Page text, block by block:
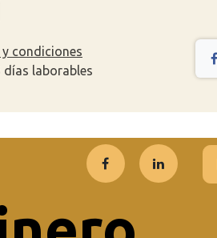
condiciones
días laborables